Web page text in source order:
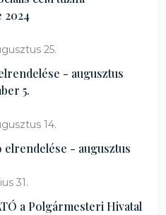
2024
25.
- augusztus
5.
14.
elrendelése - augusztus
31.
a Polgármesteri Hivatal